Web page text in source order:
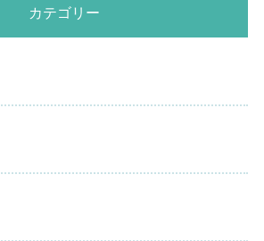
カテゴリー